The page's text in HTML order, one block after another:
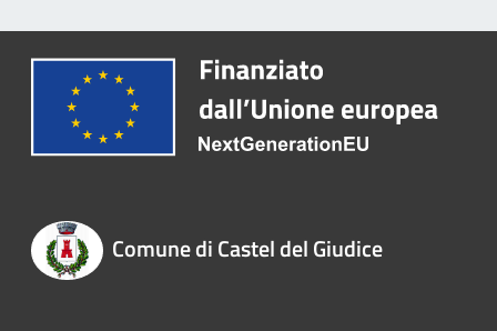
Comune di Castel del Giudice